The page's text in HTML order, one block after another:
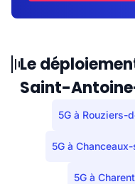
Le
Saint-
5G à Rouziers-
5G à
5G à